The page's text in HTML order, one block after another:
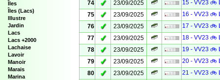
Îles
Îles (Lacs)
Illustre
Jardin
Lacs
Lacs +2000
Lachaise
Lavoir
Manoir
Marais
Marina
74 ✓ 23/09/2025
15 - VV23 🚲
75
✓ 23/09/2025
16 - VV23 🚲
76
✓ 23/09/2025
17 - VV23 🚲
77
✓ 23/09/2025
18 - VV23 🚲
78
✓ 23/09/2025
19 - VV23 🚲
79
✓ 23/09/2025
20 - VV23 🚲
80
✓ 23/09/2025
21 - VV23 🚲